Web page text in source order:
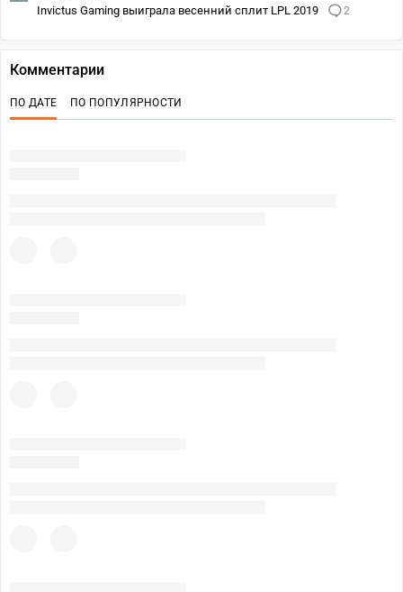
Invictus Gaming выиграла весенний сплит LPL 2019
2
Комментарии
ПО ДАТЕ ПО ПОПУЛЯРНОСТИ